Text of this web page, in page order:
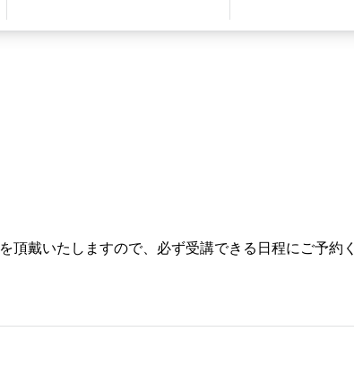
を頂戴いたしますので、必ず受講できる日程にご予約